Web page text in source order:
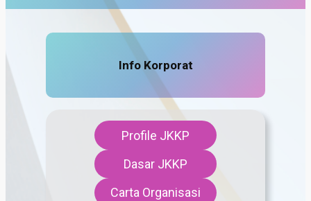
Info Korporat
Profile JKKP
Dasar JKKP
Carta Organisasi